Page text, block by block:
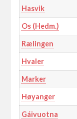
Hasvik
Os (Hedm.)
Rælingen
Hvaler
Marker
Høyanger
Gáivuotna